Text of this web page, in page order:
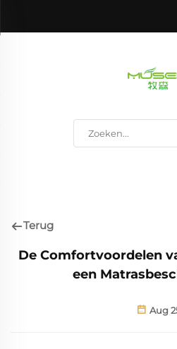
Terug
De Comfortvoordelen
een
Aug